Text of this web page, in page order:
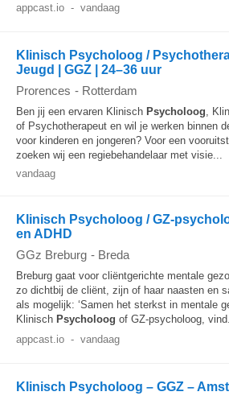
appcast.io - vandaag
Klinisch Psycholoog /
Jeugd | GGZ | 24–36 uur
Prorences - Rotterdam
Ben jij een ervaren Klinisch Psycholoog,
of Psychotherapeut en wil je werken binnen
voor kinderen en jongeren? Voor een
zoeken wij een regiebehandelaar met visie...
vandaag
Klinisch Psycholoog / GZ-
en ADHD
GGz Breburg - Breda
Breburg gaat voor cliëntgerichte mentale
zo dichtbij de cliënt, zijn of haar naasten en
als mogelijk: ‘Samen het sterkst in mentale
Klinisch Psycholoog of GZ-psycholoog,
appcast.io - vandaag
Klinisch Psycholoog – GGZ –